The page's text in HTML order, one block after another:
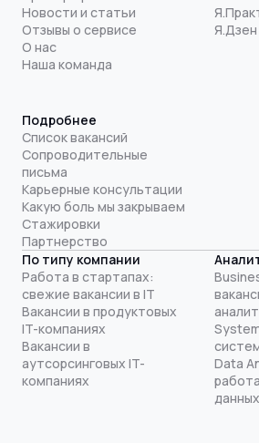
Новости и статьи
Отзывы о сервисе
О нас
Наша команда
Я.Дзен
Подробнее
Список вакансий
Сопроводительные
письма
Карьерные консультации
Какую боль мы закрываем
Стажировки
Партнерство
По типу компании
Работа в стартапах:
свежие вакансии в IT
Вакансии в продуктовых
IT-компаниях
Вакансии в
аутсорсинговых IT-
компаниях
Data
данных